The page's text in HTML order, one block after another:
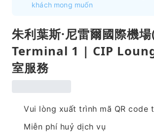
khách mong muốn
朱利葉斯·尼雷爾國際機
Terminal 1 | CIP
室服務
Vui lòng xuất trình mã QR code
Miễn phí huỷ dịch vụ